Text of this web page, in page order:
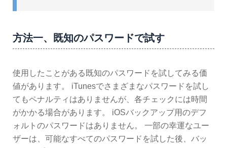
方法一、既知のパスワードで試す
使用したことがある既知のパスワードを試してみる価
値があります。 iTunesでさまざまなパスワードを試し
てもペナルティはありませんが、各チェックには時間
がかかる場合があります。 iOSバックアップ用のデフ
ォルトのパスワードはありません。 一部の幸運なユー
ザーは、可能なすべてのパスワードを試した後、バッ